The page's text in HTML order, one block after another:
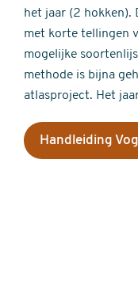
het jaar (2 hokken).
met korte tellingen
mogelijke
methode is bijna
atlasproject. Het
Handleiding